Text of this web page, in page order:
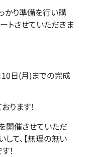
かり準備を行い購
トさせていただきま
日(月)までの完成
ります！
開催させていただ
して、【無理の無い
！